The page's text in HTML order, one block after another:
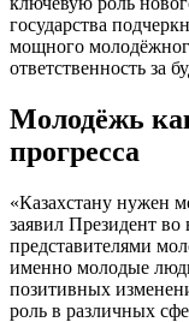
государства
мощного
ответственность за
Молодёжь
прогресса
«Казахстану нужен
заявил Президент
представителями
именно молодые
позитивных
роль в различных